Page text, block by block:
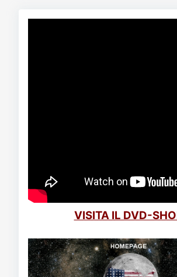
VISITA IL DVD-